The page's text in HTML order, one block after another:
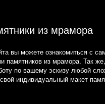
из мрамора
вы можете ознакомиться с
памятников из мрамора. Так
по вашему эскизу любой
индивидуальный макет